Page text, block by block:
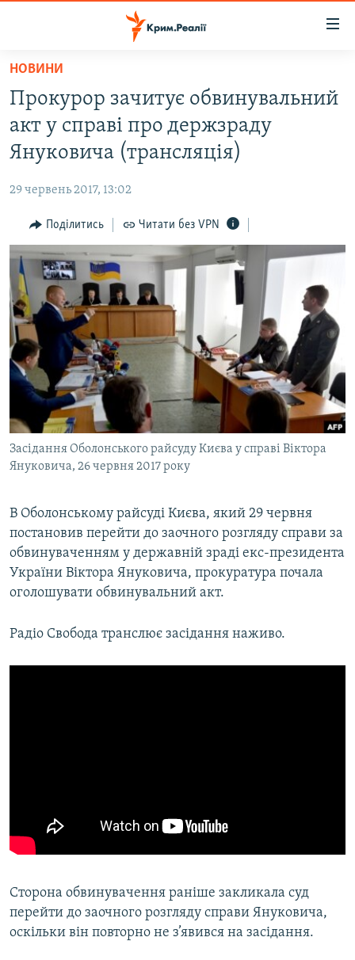
Перейти
основного
матеріалу
Перейти
до
основної
навігації
Перейти
до
пошуку
ВОДА.КРИМ
ВІДЕО ТА ФОТО
БЛОГИ
ПОГЛЯД
ІНТЕРВ'Ю
ВСЕ ЗА ДЕНЬ
СПЕЦПРОЕКТИ
ДЕПОРТАЦІЯ
ВІДЕОУРОКИ «ELIFBE»
СВІДЧЕННЯ ОКУПАЦІЇ
УКРАЇНСЬКА ПРОБЛЕМА КРИМУ
ІНФОГРАФІКА
ЯК ОБІЙТИ БЛОКУВАННЯ
Русский
Qırımtatar
ДОЛУЧАЙСЯ!
Усі сайти RFE/RL
НОВИНИ
Прокурор зачитує обвинувальний
акт у справі про держзраду
Януковича (трансляція)
29 червень 2017, 13:02
Поділитись Читати без VPN
Засідання Оболонського райсуду Києва у справі Віктора
Януковича, 26 червня 2017 року
В Оболонському райсуді Києва, який 29 червня
постановив перейти до заочного розгляду справи за
обвинуваченням у державній зраді екс-президента
України Віктора Януковича, прокуратура почала
оголошувати обвинувальний акт.
Радіо Свобода транслює засідання наживо.
Сторона обвинувачення раніше закликала суд
перейти до заочного розгляду справи Януковича,
оскільки він повторно не з’явився на засідання.